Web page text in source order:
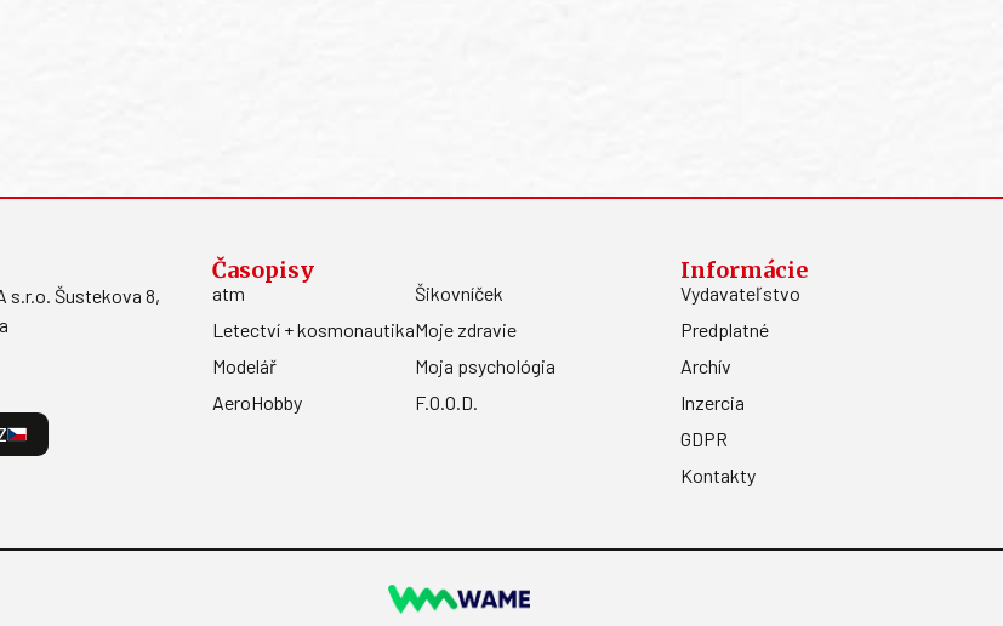
s.r.o. Šustekova 8,
Časopisy
atm
Letectví + kosmonautika
Modelář
AeroHobby
Šikovníček
Moje zdravie
Moja psychológia
F.O.O.D.
Informácie
Vydavateľstvo
Predplatné
Archív
Inzercia
GDPR
Kontakty